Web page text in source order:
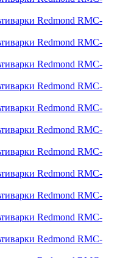
Redmond RMC-
Redmond RMC-
Redmond RMC-
Redmond RMC-
Redmond RMC-
Redmond RMC-
Redmond RMC-
Redmond RMC-
Redmond RMC-
Redmond RMC-
Redmond RMC-